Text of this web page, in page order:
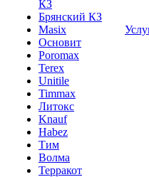
КЗ
Брянский КЗ
Masix
Основит
Poromax
Terex
Unitile
Timmax
Литокс
Knauf
Habez
Тим
Волма
Терракот